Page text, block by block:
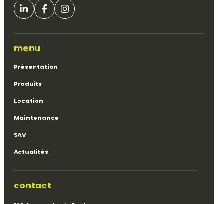
menu
Présentation
Produits
Location
Maintenance
SAV
Actualités
contact